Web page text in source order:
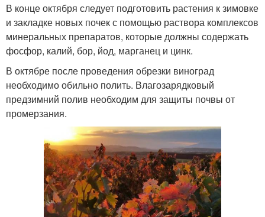
В конце октября следует подготовить растения к зимовке
и закладке новых почек с помощью раствора комплексов
минеральных препаратов, которые должны содержать
фосфор, калий, бор, йод, марганец и цинк.
В октябре после проведения обрезки виноград
необходимо обильно полить. Влагозарядковый
предзимний полив необходим для защиты почвы от
промерзания.